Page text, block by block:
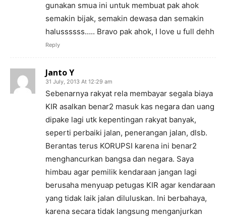
gunakan smua ini untuk membuat pak ahok
semakin bijak, semakin dewasa dan semakin
halussssss….. Bravo pak ahok, I love u full dehh
Reply
Janto Y
31 July, 2013 At 12:29 am
Sebenarnya rakyat rela membayar segala biaya
KIR asalkan benar2 masuk kas negara dan uang
dipake lagi utk kepentingan rakyat banyak,
seperti perbaiki jalan, penerangan jalan, dlsb.
Berantas terus KORUPSI karena ini benar2
menghancurkan bangsa dan negara. Saya
himbau agar pemilik kendaraan jangan lagi
berusaha menyuap petugas KIR agar kendaraan
yang tidak laik jalan diluluskan. Ini berbahaya,
karena secara tidak langsung menganjurkan